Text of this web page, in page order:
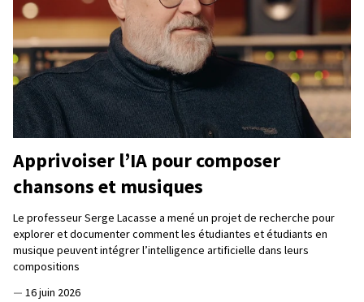
Apprivoiser l’IA pour composer
chansons et musiques
Le professeur Serge Lacasse a mené un projet de recherche pour
explorer et documenter comment les étudiantes et étudiants en
musique peuvent intégrer l’intelligence artificielle dans leurs
compositions
— 16 juin 2026